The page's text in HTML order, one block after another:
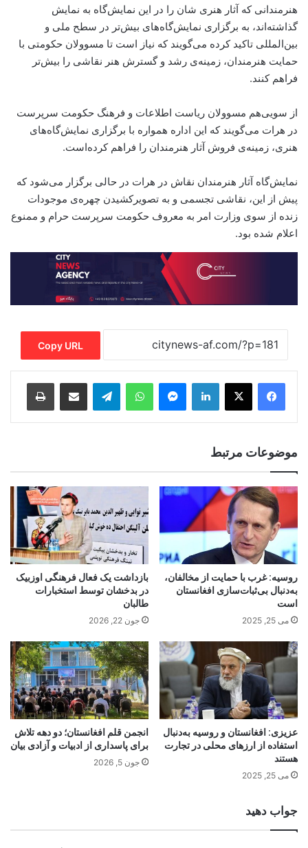
هنرمندانی که آثار هنری شان را در این نمایش‌گاه به نمایش
گذاشته‌اند، به برگزاری نمایش‌گاه‌های بیش‌تر در سطح ملی و
بین‌المللی تاکید کرده می‌گویند که نیاز است تا مسوولان حکومتی با
حمایت هنرمندان، زمینه‌ی رشد و گسترش هنر نقاشی را بیش‌تر
فراهم کنند.
از سویی‌هم مسوولان ریاست اطلاعات و فرهنگ حکومت سرپرست
در هرات می‌گویند که این اداره همواره با برگزاری نمایش‌گاه‌های
هنری، زمینه‌ی فروش آثار هنرمندان را فراهم کرده‌است.
نمایش‌گاه آثار هنرمندان نقاش در هرات در حالی برگزار می‌شود که
پیش از این، نقاشی تجسمی و به تصویر‌کشیدن چهره‌ی موجودات
زنده از سوی وزارت امر به معروف حکومت سرپرست حرام و ممنوع
اعلام شده بود.
Copy URL
LinkedIn
Messenger
WhatsApp
Telegram
Share via Email
Print
موضوعات مرتبط
روسیه: غرب با حمایت از مخالفان،
به‌دنبال بی‌ثبات‌سازی افغانستان
است
می 25, 2025
بازداشت یک فعال فرهنگی اوزبیک
در بدخشان توسط استخبارات
طالبان
جون 22, 2026
عزیزی: افغانستان و روسیه به‌دنبال
استفاده از ارزهای محلی در تجارت
هستند
می 25, 2025
انجمن قلم افغانستان؛ دو دهه تلاش
برای پاسداری از ادبیات و آزادی بیان
جون 5, 2026
جواب دهید